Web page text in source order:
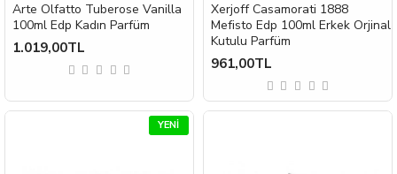
Arte Olfatto Tuberose Vanilla
100ml Edp Kadın Parfüm
1.019,00TL
Xerjoff Casamorati 1888
Mefisto Edp 100ml Erkek Orjinal
Kutulu Parfüm
961,00TL
YENI